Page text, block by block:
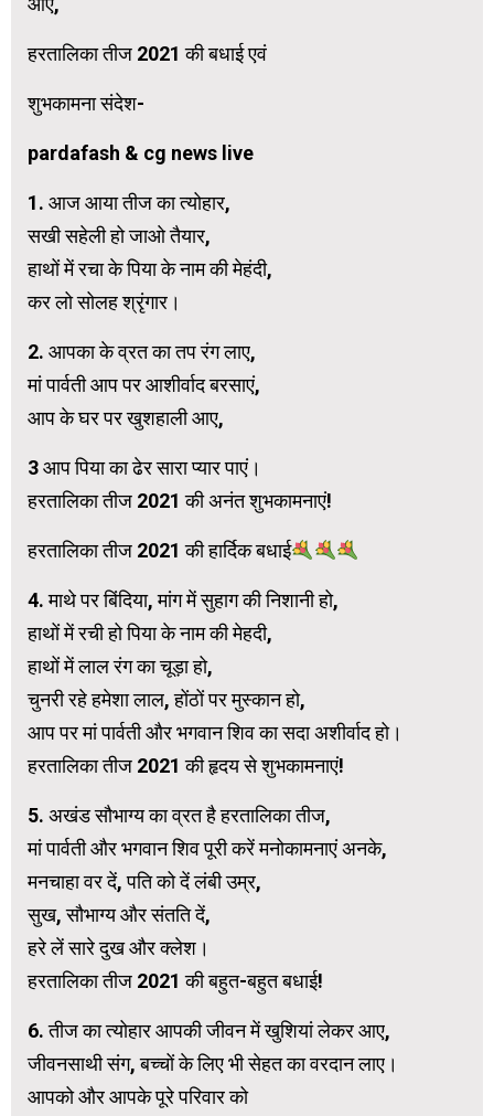
हरतालिका तीज 2021 की बधाई एवं
शुभकामना संदेश-
pardafash & cg news live
1. आज आया तीज का त्योहार,
सखी सहेली हो जाओ तैयार,
हाथों में रचा के पिया के नाम की मेहंदी,
कर लो सोलह श्रृंगार।
2. आपका के व्रत का तप रंग लाए,
मां पार्वती आप पर आशीर्वाद बरसाएं,
आप के घर पर खुशहाली आए,
3 आप पिया का ढेर सारा प्यार पाएं।
हरतालिका तीज 2021 की अनंत शुभकामनाएं!
हरतालिका तीज 2021 की हार्दिक बधाई
4. माथे पर बिंदिया, मांग में सुहाग की निशानी हो,
हाथों में रची हो पिया के नाम की मेहदी,
हा​थों में लाल रंग का चूड़ा हो,
चुनरी रहे हमेशा लाल, होंठों पर मुस्कान हो,
आप पर मां पार्वती और भगवान शिव का सदा अशीर्वाद हो।
हरतालिका तीज 2021 की हृदय से शुभकामनाएं!
5. अखंड सौभाग्य का व्रत है हरतालिका तीज,
मां पार्वती और भगवान शिव पूरी करें मनोकामनाएं अनके,
मनचाहा वर दें, पति को दें लंबी उम्र,
सुख, सौभाग्य और संतति दें,
हरे लें सारे दुख और क्लेश।
हरतालिका तीज 2021 की बहुत-बहुत बधाई!
6. तीज का त्योहार आपकी जीवन में खुशियां लेकर आए,
जीवनसाथी संग, बच्चों के लिए भी सेहत का वरदान लाए।
आपको और आपके पूरे परिवार को